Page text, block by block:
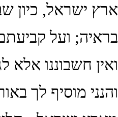
ארץ ישראל, כיון
בראיה; ועל
ואין חשבוננו אלא
והנני מוסיף לך